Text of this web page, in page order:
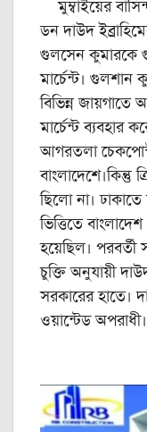
মুম্বাইয়ের
ডন দাউদ
গুলসেন কুমারকে
মার্চেন্ট। গুলশান
বিভিন্ন জায়গাতে
মার্চেন্ট ব্যবহার
আগরতলা
ছিলো না।
ভিত্তিতে
হয়েছিল। পরবর্তী
চুক্তি অনুযায়ী
সরকারের হাতে।
ওয়ান্টেড অপরাধী।